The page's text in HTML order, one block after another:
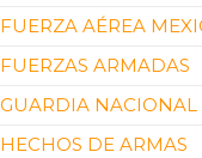
FUERZA AÉREA
FUERZAS ARMADAS
GUARDIA NACIONAL
HECHOS DE ARMAS